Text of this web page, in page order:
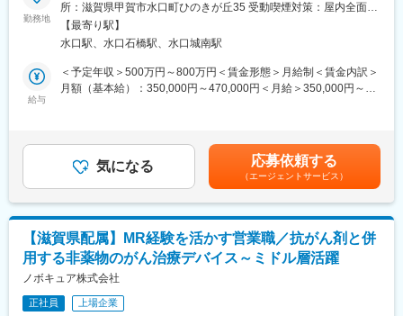
製造メーカー！
・外資ながらも、落ち着いた社風です
・治験薬の梱包ラベリングのビジネスで、社員数も右肩上がりに
増員中！
勤務地：〒528-0068 滋賀県甲賀市水口町ひのきが丘35
事業内容：治験薬（臨床試験用医薬品）の包装・ラベリング
社の要件および関連当局の規制に沿った総合的な施設サービスを
提供する役割を担います。施設設備およびユーティリティに関す
る経験を活かして、トラブルシューティングや最適化を実施しま
す。
■詳細な業務内容：
勤務地
所：滋賀県甲賀市水口町ひのきが丘35 受動喫煙対策：屋内全面禁
煙変更の範囲：会社の定める事業所
【最寄り駅】
水口駅、水口石橋駅、水口城南駅
給与
＜予定年収＞500万円～800万円＜賃金形態＞月給制＜賃金内訳＞
月額（基本給）：350,000円～470,000円＜月給＞350,000円～
気になる 応募依頼する
（エージェントサービス）
【滋賀県配属】MR経験を活かす営業職／抗がん剤と併
用する非薬物のがん治療デバイス～ミドル層活躍
ノボキュア株式会社
正社員 上場企業